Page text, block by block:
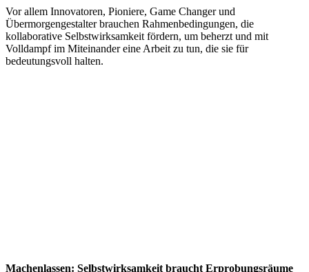
Vor allem Innovatoren, Pioniere, Game Changer und
Übermorgengestalter brauchen Rahmenbedingungen, die
kollaborative Selbstwirksamkeit fördern, um beherzt und mit
Volldampf im Miteinander eine Arbeit zu tun, die sie für
bedeutungsvoll halten.
Machenlassen: Selbstwirksamkeit braucht Erprobungsräume